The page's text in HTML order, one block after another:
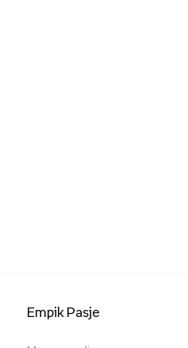
Empik Pasje